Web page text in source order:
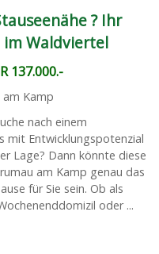
? Ihr
im Waldviertel
137.000.-
am Kamp
nach einem
mit Entwicklungspotenzial
Lage? Dann könnte diese
am Kamp genau das
für Sie sein. Ob als
oder ...